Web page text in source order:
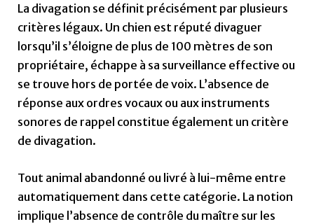
La divagation se définit précisément par plusieurs
critères légaux. Un chien est réputé divaguer
lorsqu’il s’éloigne de plus de 100 mètres de son
propriétaire, échappe à sa surveillance effective ou
se trouve hors de portée de voix. L’absence de
réponse aux ordres vocaux ou aux instruments
sonores de rappel constitue également un critère
de divagation.
Tout animal abandonné ou livré à lui-même entre
automatiquement dans cette catégorie. La notion
implique l’absence de contrôle du maître sur les